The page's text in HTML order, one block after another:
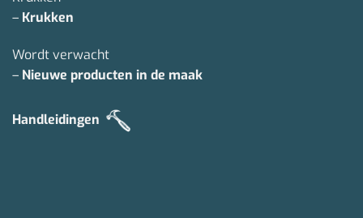
– Krukken
Wordt verwacht
– Nieuwe producten in de maak
Handleidingen